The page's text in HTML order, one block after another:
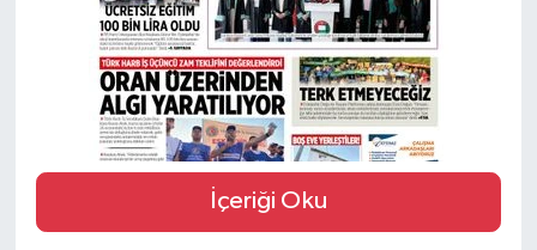
İçeriği Oku